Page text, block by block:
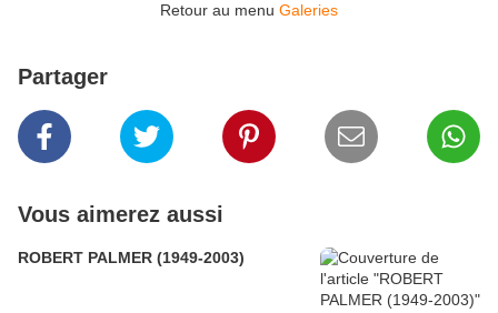
Retour au menu Galeries
Partager
Vous aimerez aussi
ROBERT PALMER (1949-2003)